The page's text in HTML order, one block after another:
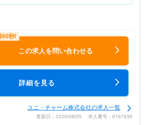
この求人を問い合わせる
詳細を見る
ユニ・チャーム株式会社の求人一覧
更新日：2026/08/05 求人番号：9767938